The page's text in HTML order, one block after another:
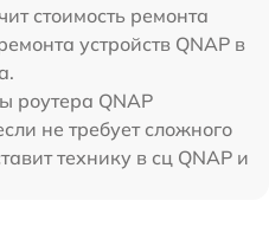
стоимость ремонта
устройств QNAP в
роутера QNAP
не требует сложного
технику в сц QNAP и